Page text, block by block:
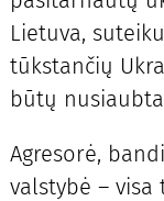
Lietuva,
tūkstančių
būtų
Agresorė,
valstybė –